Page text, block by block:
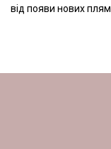
від появи нових плям.